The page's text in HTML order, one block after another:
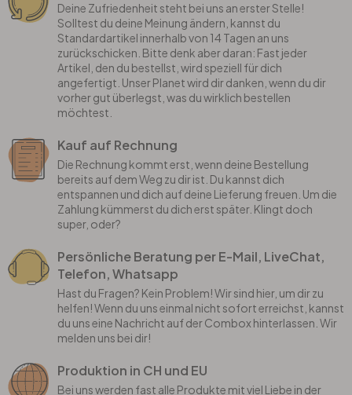
Deine Zufriedenheit steht bei uns an erster Stelle!
Solltest du deine Meinung ändern, kannst du
Standardartikel innerhalb von 14 Tagen an uns
zurückschicken. Bitte denk aber daran: Fast jeder
Artikel, den du bestellst, wird speziell für dich
angefertigt. Unser Planet wird dir danken, wenn du dir
vorher gut überlegst, was du wirklich bestellen
möchtest.
Kauf auf Rechnung
Die Rechnung kommt erst, wenn deine Bestellung
bereits auf dem Weg zu dir ist. Du kannst dich
entspannen und dich auf deine Lieferung freuen. Um die
Zahlung kümmerst du dich erst später. Klingt doch
super, oder?
Persönliche Beratung per E-Mail, LiveChat,
Telefon, Whatsapp
Hast du Fragen? Kein Problem! Wir sind hier, um dir zu
helfen! Wenn du uns einmal nicht sofort erreichst, kannst
du uns eine Nachricht auf der Combox hinterlassen. Wir
melden uns bei dir!
Produktion in CH und EU
Bei uns werden fast alle Produkte mit viel Liebe in der